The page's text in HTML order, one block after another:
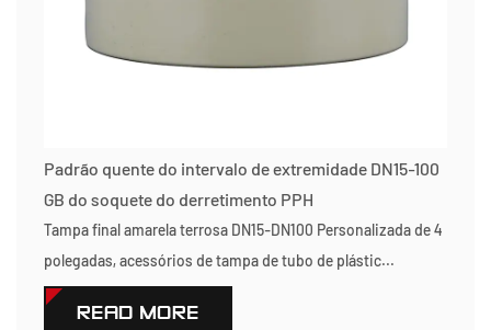
Padrão quente do intervalo de extremidade DN15-100
GB do soquete do derretimento PPH
Tampa final amarela terrosa DN15-DN100 Personalizada de 4
polegadas, acessórios de tampa de tubo de plástic...
READ MORE